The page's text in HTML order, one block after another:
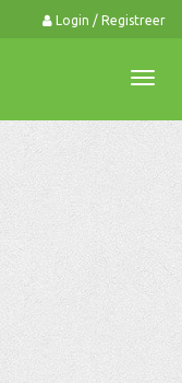
Login / Registreer